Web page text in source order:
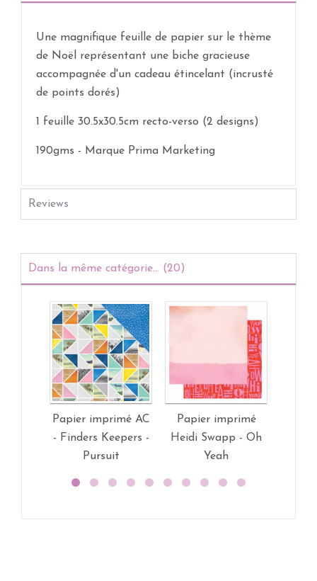
Une magnifique feuille de papier sur le thème
de Noël représentant une biche gracieuse
accompagnée d'un cadeau étincelant (incrusté
de points dorés)
1 feuille 30.5x30.5cm recto-verso (2 designs)
190gms - Marque Prima Marketing
Reviews
Dans la même catégorie... (20)
Papier imprimé AC
- Finders Keepers -
Pursuit
Papier imprimé
Heidi Swapp - Oh
Yeah